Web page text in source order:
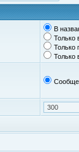
В
Только
Только
Только